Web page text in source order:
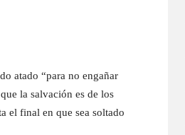
atado “para no engañar
la salvación es de los
el final en que sea soltado